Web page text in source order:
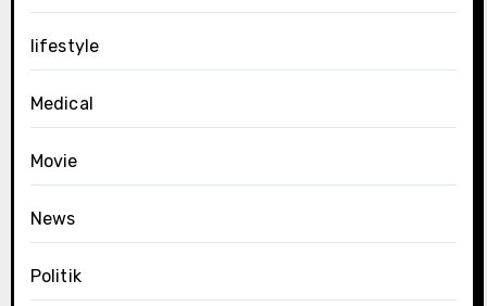
lifestyle
Medical
Movie
News
Politik